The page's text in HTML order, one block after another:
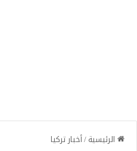
الرئيسية/أخبار تركيا